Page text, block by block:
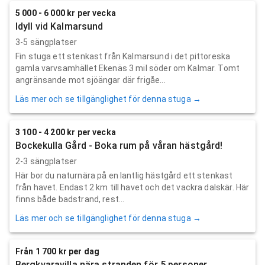
5 000 - 6 000 kr per vecka
Idyll vid Kalmarsund
3-5 sängplatser
Fin stuga ett stenkast från Kalmarsund i det pittoreska
gamla varvsamhället Ekenäs 3 mil söder om Kalmar. Tomt
angränsande mot sjöängar där frigåe...
Läs mer och se tillgänglighet för denna stuga →
3 100 - 4 200 kr per vecka
Bockekulla Gård - Boka rum på våran hästgård!
2-3 sängplatser
Här bor du naturnära på en lantlig hästgård ett stenkast
från havet. Endast 2 km till havet och det vackra dalskär. Här
finns både badstrand, rest...
Läs mer och se tillgänglighet för denna stuga →
Från 1 700 kr per dag